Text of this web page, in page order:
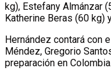
kg), Estefany Almánzar
Katherine Beras (60 kg)
Hernández contará con
Méndez, Gregorio
preparación en Colombia.